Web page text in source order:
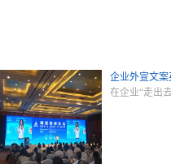
企业外宣文
在企业“走出